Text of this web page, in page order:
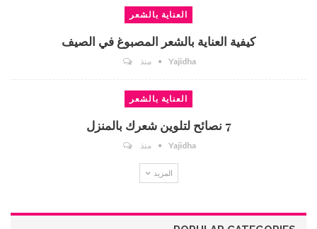
العناية بالشعر
كيفية العناية بالشعر المصبوغ في الصيف
Yajidha منذ
العناية بالشعر
7 نصائح لتلوين شعرك بالمنزل
Yajidha منذ
المزيد